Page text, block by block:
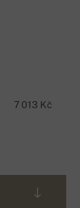
7 013 Kč